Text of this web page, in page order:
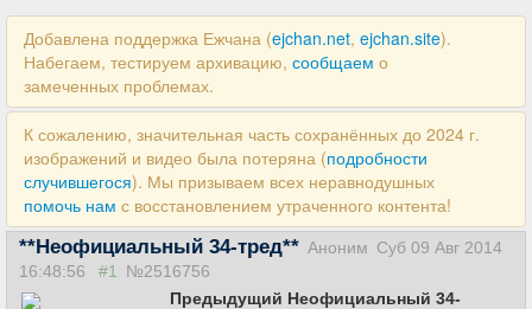
Добавлена поддержка Ежчана (ejchan.net, ejchan.site).
Набегаем, тестируем архивацию, сообщаем о
замеченных проблемах.
К сожалению, значительная часть сохранённых до 2024 г.
изображений и видео была потеряна (подробности
случившегося). Мы призываем всех неравнодушных
помочь нам с восстановлением утраченного контента!
**Неофициальный 34-тред** Аноним Суб 09 Авг 2014
16:48:56
#1 №2516756
Предыдущий Неофициальный 34-